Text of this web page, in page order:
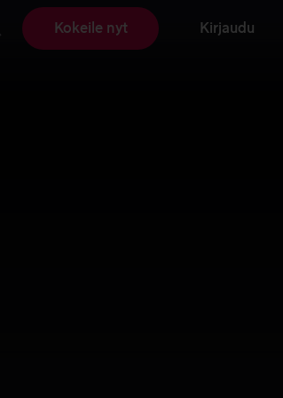
Kokeile nyt Kirjaudu